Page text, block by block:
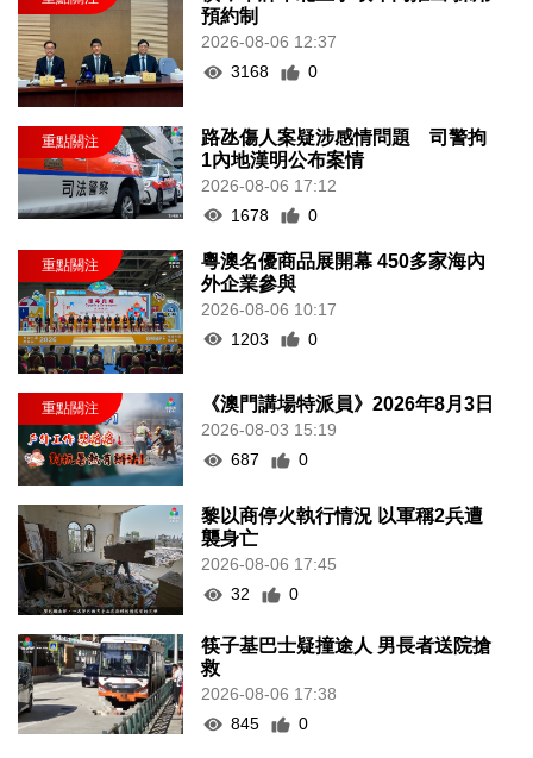
預約制
2026-08-06 12:37
3168
0
路氹傷人案疑涉感情問題 司警拘
1內地漢明公布案情
2026-08-06 17:12
1678
0
粵澳名優商品展開幕 450多家海內
外企業參與
2026-08-06 10:17
1203
0
《澳門講場特派員》2026年8月3日
2026-08-03 15:19
687
0
黎以商停火執行情況 以軍稱2兵遭
襲身亡
2026-08-06 17:45
32
0
筷子基巴士疑撞途人 男長者送院搶
救
2026-08-06 17:38
845
0